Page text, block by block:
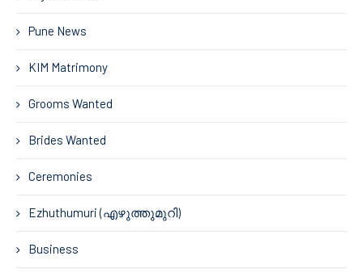
Pune News
KIM Matrimony
Grooms Wanted
Brides Wanted
Ceremonies
Ezhuthumuri (എഴുത്തുമുറി)
Business